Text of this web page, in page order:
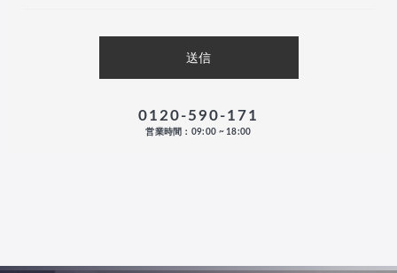
0120-590-171
営業時間：09:00 ~ 18:00